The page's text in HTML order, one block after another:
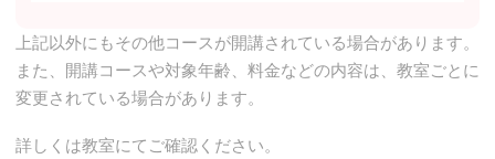
上記以外にもその他コースが開講されている場合があります。
また、開講コースや対象年齢、料金などの内容は、教室ごとに
変更されている場合があります。
詳しくは教室にてご確認ください。